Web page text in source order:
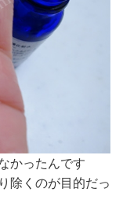
かったんです
除くのが目的だっ